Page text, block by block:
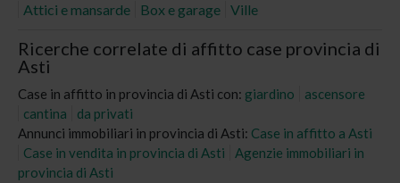
Attici e mansarde
Box e garage Ville
Ricerche correlate di affitto case provincia di
Asti
Case in affitto in provincia di Asti con: giardino
ascensore
cantina
da privati
Annunci immobiliari in provincia di Asti: Case in affitto a Asti
Case in vendita in provincia di Asti
Agenzie immobiliari in
provincia di Asti